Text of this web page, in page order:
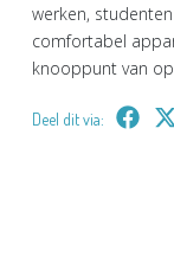
werken,
comfortabel
knooppunt van
Deel dit via: